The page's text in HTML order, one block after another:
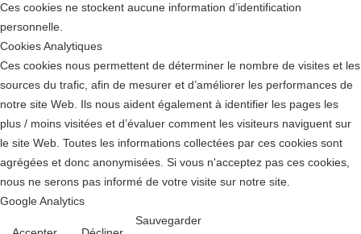
Ces cookies ne stockent aucune information d’identification
personnelle.
Cookies Analytiques
Ces cookies nous permettent de déterminer le nombre de visites et les
sources du trafic, afin de mesurer et d’améliorer les performances de
notre site Web. Ils nous aident également à identifier les pages les
plus / moins visitées et d’évaluer comment les visiteurs naviguent sur
le site Web. Toutes les informations collectées par ces cookies sont
agrégées et donc anonymisées. Si vous n'acceptez pas ces cookies,
nous ne serons pas informé de votre visite sur notre site.
Google Analytics
Sauvegarder